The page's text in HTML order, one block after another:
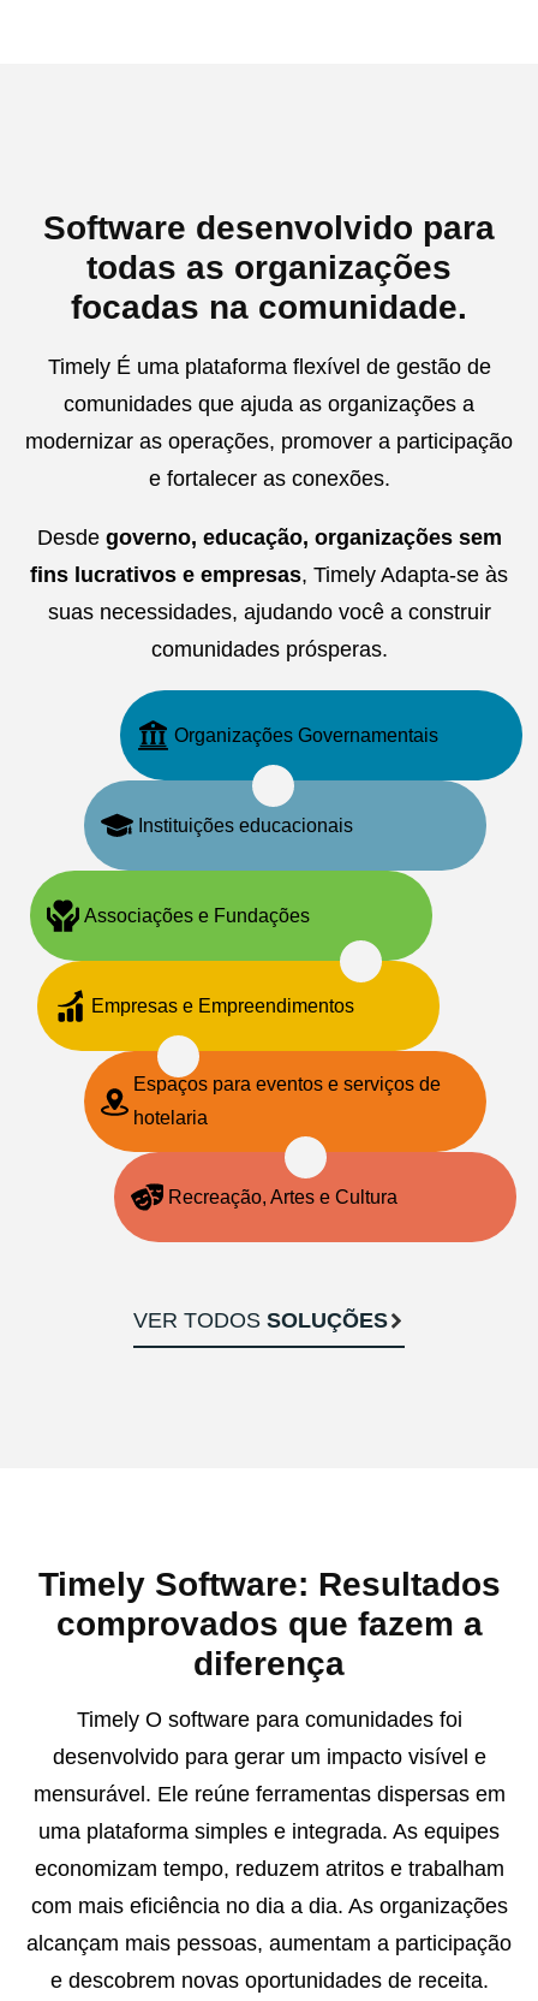
Software desenvolvido para
todas as organizações
focadas na comunidade.
Timely É uma plataforma flexível de gestão de
comunidades que ajuda as organizações a
modernizar as operações, promover a participação
e fortalecer as conexões.
Desde governo, educação, organizações sem
fins lucrativos e empresas, Timely Adapta-se às
suas necessidades, ajudando você a construir
comunidades prósperas.
Organizações Governamentais
Instituições educacionais
Associações e Fundações
Empresas e Empreendimentos
Espaços para eventos e serviços de
hotelaria
Recreação, Artes e Cultura
VER TODOS SOLUÇÕES
Timely Software: Resultados
comprovados que fazem a
diferença
Timely O software para comunidades foi
desenvolvido para gerar um impacto visível e
mensurável. Ele reúne ferramentas dispersas em
uma plataforma simples e integrada. As equipes
economizam tempo, reduzem atritos e trabalham
com mais eficiência no dia a dia. As organizações
alcançam mais pessoas, aumentam a participação
e descobrem novas oportunidades de receita.